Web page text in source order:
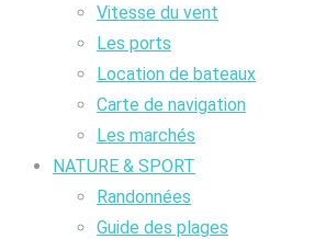
Vitesse du vent
Les ports
Location de bateaux
Carte de navigation
Les marchés
NATURE & SPORT
Randonnées
Guide des plages